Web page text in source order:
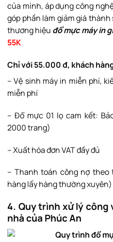
của mình, áp dụng công
góp phần làm giảm giá
thương hiệu đổ mực máy in
55K
Chỉ với 55.000 đ, khách
– Vệ sinh máy in miễn phí,
miễn phí
– Đổ mực 01 lọ cam kết:
2000 trang)
– Xuất hóa đơn VAT đầy đủ
– Thanh toán công nợ
hàng lấy hàng thường xuyên)
4. Quy trình xử lý công
nhà của Phúc An